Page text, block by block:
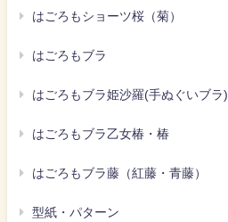
はごろもショーツ桜（菊）
はごろもブラ
はごろもブラ姫沙羅(手ぬぐいブラ)
はごろもブラ乙女椿・椿
はごろもブラ藤（紅藤・青藤）
型紙・パターン